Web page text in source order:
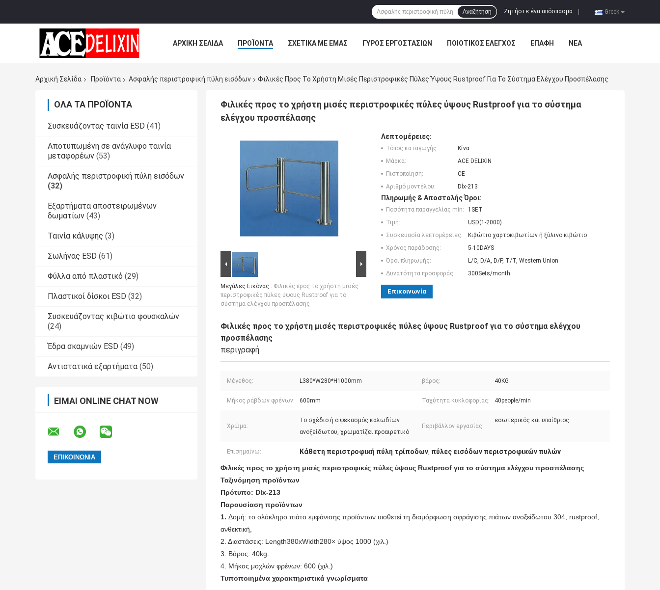
Greek
Ζητήστε ένα απόσπασμα
Αναζήτηση
ΑΡΧΙΚΉ ΣΕΛΊΔΑ ΠΡΟΪΌΝΤΑ ΣΧΕΤΙΚΆ ΜΕ ΕΜΆΣ ΓΎΡΟΣ ΕΡΓΟΣΤΑΣΊΩΝ ΠΟΙΟΤΙΚΌΣ ΈΛΕΓΧΟΣ ΕΠΑΦΉ ΝΈΑ
Αρχική Σελίδα
Προϊόντα Ασφαλής περιστροφική πύλη εισόδων Φιλικές Προς Το Χρήστη Μισές Περιστροφικές Πύλες Ύψους Rustproof Για Το Σύστημα Ελέγχου Προσπέλασης
ΌΛΑ ΤΑ ΠΡΟΪΌΝΤΑ
Συσκευάζοντας ταινία ESD (41)
Αποτυπωμένη σε ανάγλυφο ταινία
μεταφορέων (53)
Ασφαλής περιστροφική πύλη εισόδων
(32)
Εξαρτήματα αποστειρωμένων
δωματίων (43)
Ταινία κάλυψης (3)
Σωλήνας ESD (61)
Φύλλα από πλαστικό (29)
Πλαστικοί δίσκοι ESD (32)
Συσκευάζοντας κιβώτιο φουσκαλών
(24)
Έδρα σκαμνιών ESD (49)
Αντιστατικά εξαρτήματα (50)
ΕΊΜΑΙ ONLINE CHAT NOW
Φιλικές προς το χρήστη μισές περιστροφικές πύλες ύψους Rustproof για το σύστημα
ελέγχου προσπέλασης
Μεγάλες Εικόνας : Φιλικές προς το χρήστη μισές
περιστροφικές πύλες ύψους Rustproof για το
σύστημα ελέγχου προσπέλασης
Λεπτομέρειες:
Τόπος καταγωγής:
Κίνα
Μάρκα:
ACE DELIXIN
Πιστοποίηση:
CE
Αριθμό μοντέλου:
Dlx-213
Πληρωμής & Αποστολής Όροι:
Ποσότητα παραγγελίας min:
1SET
Τιμή:
USD(1-2000)
Συσκευασία λεπτομέρειες:
Κιβώτιο χαρτοκιβωτίων ή ξύλινο κιβώτιο
Χρόνος παράδοσης:
5-10DAYS
Όροι πληρωμής:
L/C, D/A, D/P, T/T, Western Union
Δυνατότητα προσφοράς:
300Sets/month
Επικοινωνία
Φιλικές προς το χρήστη μισές περιστροφικές πύλες ύψους Rustproof για το σύστημα ελέγχου
προσπέλασης
περιγραφή
Μέγεθος: L380*W280*H1000mm βάρος: 40KG
Μήκος ράβδων φρένων: 600mm Ταχύτητα κυκλοφορίας: 40people/min
Χρώμα:
Το σχέδιο ή ο ψεκασμός καλωδίων
ανοξείδωτου, χρωματίζει προαιρετικό
Περιβάλλον εργασίας:
εσωτερικός και υπαίθριος
Επισημαίνω: Κάθετη περιστροφική πύλη τρίποδων, πύλες εισόδων περιστροφικών πυλών
Φιλικές προς το χρήστη μισές περιστροφικές πύλες ύψους Rustproof για το σύστημα ελέγχου προσπέλασης
Ταξινόμηση προϊόντων
Πρότυπο: Dlx-213
Παρουσίαση προϊόντων
1. Δομή: το ολόκληρο πιάτο εμφάνισης προϊόντων υιοθετεί τη διαμόρφωση σφράγισης πιάτων ανοξείδωτου 304, rustproof,
ανθεκτική,
2. Διαστάσεις: Length380xWidth280× ύψος 1000 (χιλ.)
3. Βάρος: 40kg.
4. Μήκος μοχλών φρένων: 600 (χιλ.)
Τυποποιημένα χαρακτηριστικά γνωρίσματα